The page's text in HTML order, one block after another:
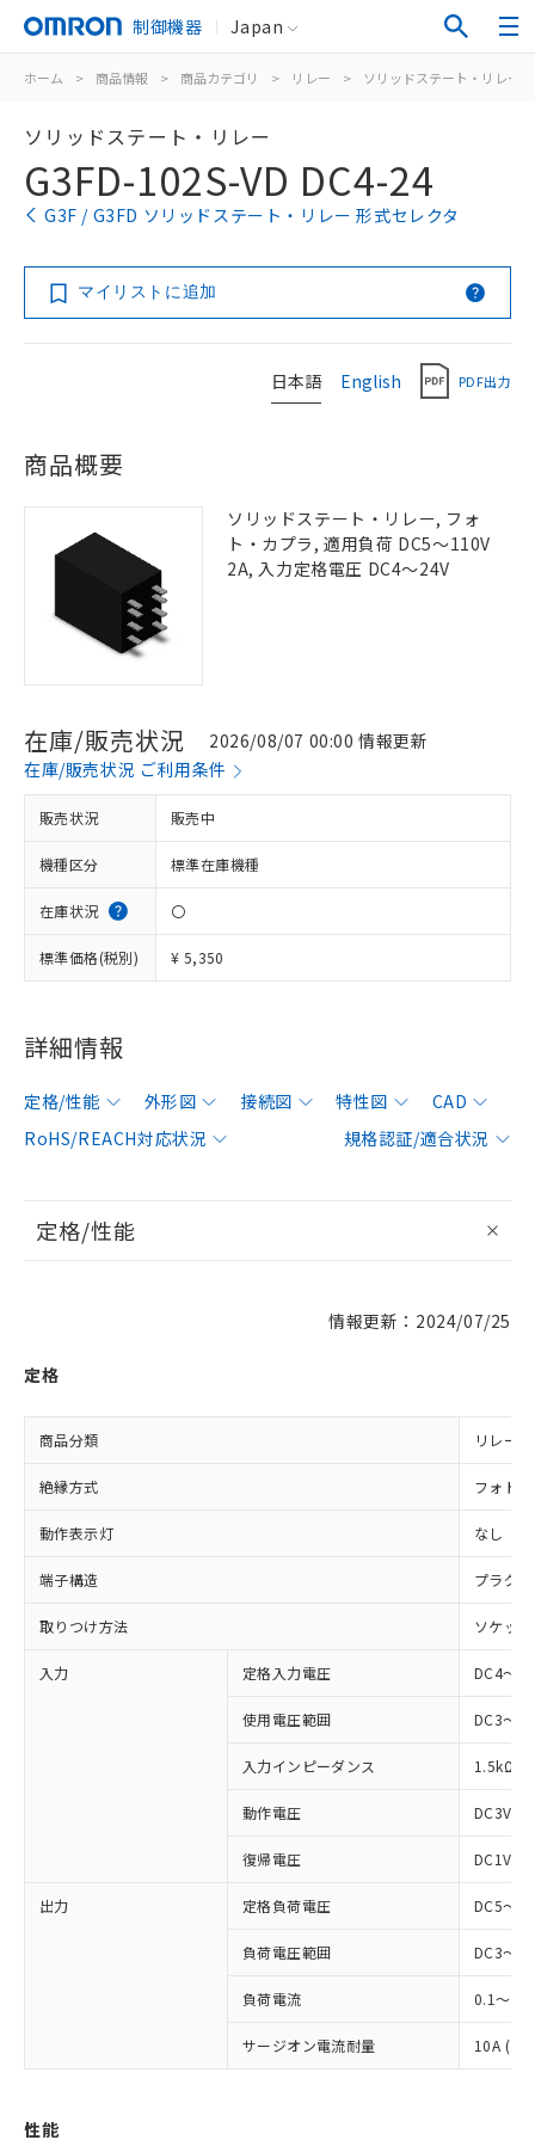
制御機器 Japan
ホーム > 商品情報 > 商品カテゴリ > リレー > ソリッドステート・リレー
ソリッドステート・リレー
G3FD-102S-VD DC4-24
G3F / G3FD ソリッドステート・リレー 形式セレクタ
マイリストに追加
日本語 English PDF出力
商品概要
ソリッドステート・リレー, フォ
ト・カプラ, 適用負荷 DC5～110V
2A, 入力定格電圧 DC4～24V
在庫/販売状況
2026/08/07 00:00 情報更新
在庫/販売状況 ご利用条件
販売状況 販売中
機種区分 標準在庫機種
在庫状況 〇
標準価格(税別) ¥ 5,350
詳細情報
定格/性能 外形図 接続図 特性図
CAD
RoHS/REACH対応状況
規格認証/適合状況
定格/性能
情報更新：2024/07/25
定格
商品分類 リレー
絶縁方式 フォト
動作表示灯 なし
端子構造 プラグ
取りつけ方法 ソケット
入力 定格入力電圧 DC4～
使用電圧範囲 DC3～
入力インピーダンス
動作電圧 DC3V以
復帰電圧 DC1V以
出力 定格負荷電圧 DC5～
負荷電圧範囲 DC3～
負荷電流 0.1～
サージオン電流耐量 10A
性能
対応済み：EU RoHS指令（10物質）の